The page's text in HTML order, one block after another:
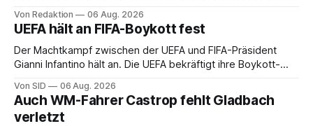
Von Redaktion 06 Aug. 2026
UEFA hält an FIFA-Boykott fest
Der Machtkampf zwischen der UEFA und FIFA-Präsident
Gianni Infantino hält an. Die UEFA bekräftigt ihre Boykott-
Von SID 06 Aug. 2026
Auch WM-Fahrer Castrop fehlt Gladbach
verletzt